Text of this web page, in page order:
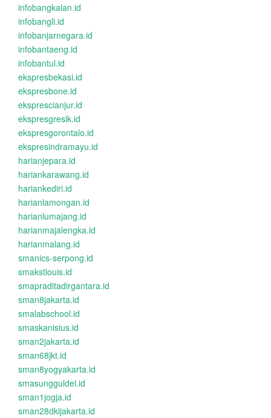
infobangkalan.id
infobangli.id
infobanjarnegara.id
infobantaeng.id
infobantul.id
ekspresbekasi.id
ekspresbone.id
eksprescianjur.id
ekspresgresik.id
ekspresgorontalo.id
ekspresindramayu.id
harianjepara.id
hariankarawang.id
hariankediri.id
harianlamongan.id
harianlumajang.id
harianmajalengka.id
harianmalang.id
smanics-serpong.id
smakstlouis.id
smapraditadirgantara.id
sman8jakarta.id
smalabschool.id
smaskanisius.id
sman2jakarta.id
sman68jkt.id
sman8yogyakarta.id
smasungguldel.id
sman1jogja.id
sman28dkijakarta.id